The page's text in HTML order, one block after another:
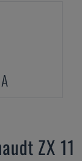
ZX 11